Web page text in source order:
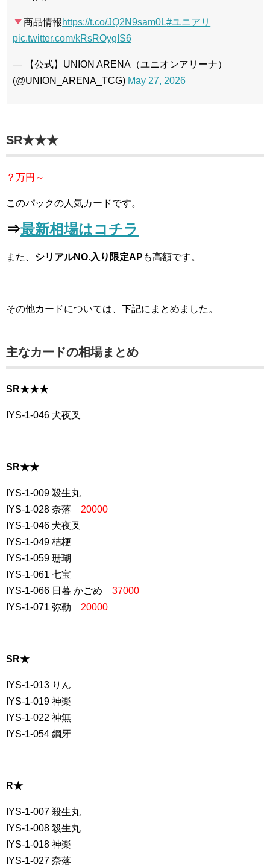
商品情報 https://t.co/JQ2N9sam0L#ユニアリ
pic.twitter.com/kRsROygIS6
— 【公式】UNION ARENA（ユニオンアリーナ）
(@UNION_ARENA_TCG) May 27, 2026
SR★★★
？万円～
このパックの人気カードです。
⇒最新相場はコチラ
また、 シリアルNO.入り限定AP も高額です。
その他カードについては、下記にまとめました。
主なカードの相場まとめ
SR★★★
IYS-1-046 犬夜叉
SR★★
IYS-1-009 殺生丸
IYS-1-028 奈落 20000
IYS-1-046 犬夜叉
IYS-1-049 桔梗
IYS-1-059 珊瑚
IYS-1-061 七宝
IYS-1-066 日暮 かごめ 37000
IYS-1-071 弥勒 20000
SR★
IYS-1-013 りん
IYS-1-019 神楽
IYS-1-022 神無
IYS-1-054 鋼牙
R★
IYS-1-007 殺生丸
IYS-1-008 殺生丸
IYS-1-018 神楽
IYS-1-027 奈落